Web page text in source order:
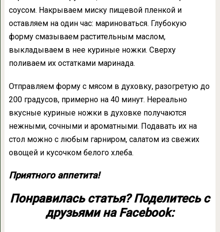
соусом. Накрываем миску пищевой пленкой и
оставляем на один час: мариноваться. Глубокую
форму смазываем растительным маслом,
выкладываем в нее куриные ножки. Сверху
поливаем их остатками маринада.
Отправляем форму с мясом в духовку, разогретую до
200 градусов, примерно на 40 минут. Нереально
вкусные куриные ножки в духовке получаются
нежными, сочными и ароматными. Подавать их на
стол можно с любым гарниром, салатом из свежих
овощей и кусочком белого хлеба.
Приятного аппетита!
Понравилась статья? Поделитесь с
друзьями на Facebook: